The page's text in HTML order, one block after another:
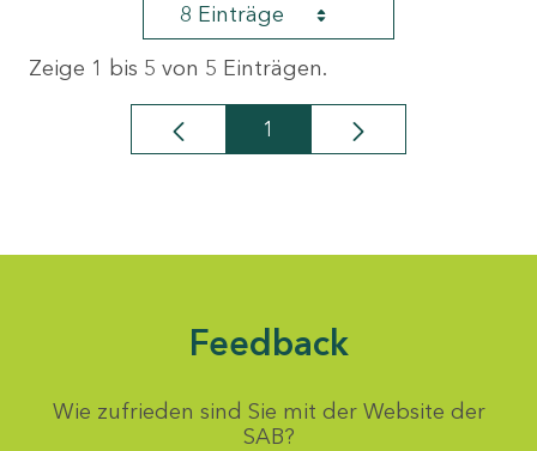
8 Einträge
Zeige 1 bis 5 von 5 Einträgen.
Seite
1
Feedback
Wie zufrieden sind Sie mit der Website der
SAB?